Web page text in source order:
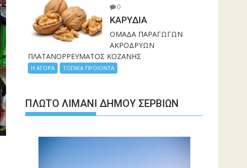
0
ΚΑΡΥΔΙΑ
ΟΜΑΔΑ ΠΑΡΑΓΩΓΩΝ
ΑΚΡΟΔΡΥΩΝ
ΠΛΑΤΑΝΟΡΡΕΥΜΑΤΟΣ ΚΟΖΑΝΗΣ
Η ΑΓΟΡΑ ΤΟΠΙΚΑ ΠΡΟΙΟΝΤΑ
ΠΛΩΤΌ ΛΙΜΆΝΙ ΔΉΜΟΥ ΣΕΡΒΊΩΝ